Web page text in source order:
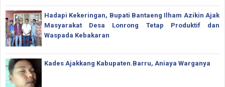
Hadapi Kekeringan, Bupati Bantaeng Ilham Azikin Ajak
Masyarakat Desa Lonrong Tetap Produktif dan
Waspada Kebakaran
Kades Ajakkang Kabupaten.Barru, Aniaya Warganya